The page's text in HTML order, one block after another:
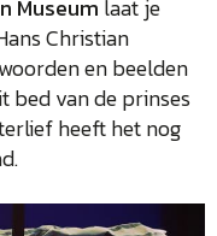
Museum laat je
Christian
en beelden
bed van de prinses
heeft het nog